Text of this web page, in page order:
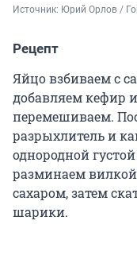
Источник: Юрий Орлов /
Рецепт
Яйцо взбиваем с
добавляем кефир
перемешиваем.
разрыхлитель и
однородной
разминаем
сахаром, затем
шарики.